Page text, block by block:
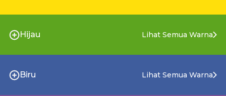
Hijau Lihat Semua Warna
Biru Lihat Semua Warna